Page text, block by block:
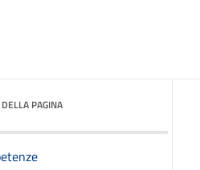
PAGINA